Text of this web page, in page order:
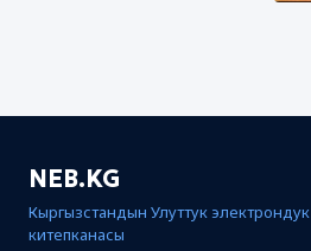
NEB.KG
Кыргызстандын Улуттук электрондук
китепканасы